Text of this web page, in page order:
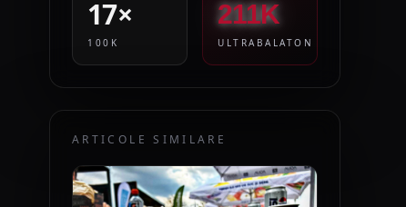
17×
100K
211K
ULTRABALATON
ARTICOLE SIMILARE